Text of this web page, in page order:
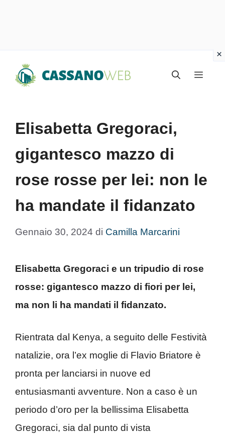
Menu
Elisabetta Gregoraci,
gigantesco mazzo di
rose rosse per lei: non le
ha mandate il fidanzato
Gennaio 30, 2024 di Camilla Marcarini
Elisabetta Gregoraci e un tripudio di rose
rosse: gigantesco mazzo di fiori per lei,
ma non li ha mandati il fidanzato.
Rientrata dal Kenya, a seguito delle Festività
natalizie, ora l’ex moglie di Flavio Briatore è
pronta per lanciarsi in nuove ed
entusiasmanti avventure. Non a caso è un
periodo d’oro per la bellissima Elisabetta
Gregoraci, sia dal punto di vista